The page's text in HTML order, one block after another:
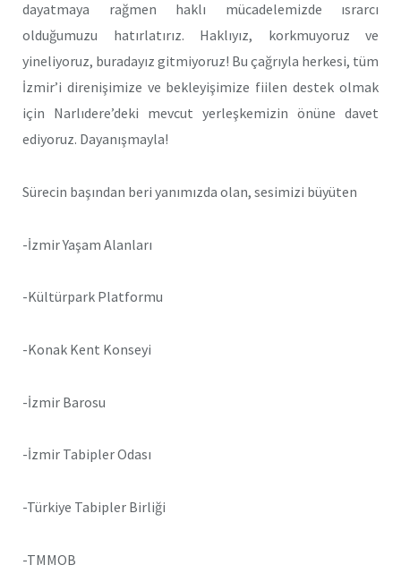
dayatmaya rağmen haklı mücadelemizde ısrarcı
olduğumuzu hatırlatırız. Haklıyız, korkmuyoruz ve
yineliyoruz, buradayız gitmiyoruz! Bu çağrıyla herkesi, tüm
İzmir’i direnişimize ve bekleyişimize fiilen destek olmak
için Narlıdere’deki mevcut yerleşkemizin önüne davet
ediyoruz. Dayanışmayla!
Sürecin başından beri yanımızda olan, sesimizi büyüten
-İzmir Yaşam Alanları
-Kültürpark Platformu
-Konak Kent Konseyi
-İzmir Barosu
-İzmir Tabipler Odası
-Türkiye Tabipler Birliği
-TMMOB